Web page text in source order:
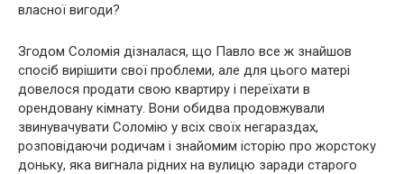
власної вигоди?
Згодом Соломія дізналася, що Павло все ж знайшов
спосіб вирішити свої проблеми, але для цього матері
довелося продати свою квартиру і переїхати в
орендовану кімнату. Вони обидва продовжували
звинувачувати Соломію у всіх своїх негараздах,
розповідаючи родичам і знайомим історію про жорстоку
доньку, яка вигнала рідних на вулицю заради старого